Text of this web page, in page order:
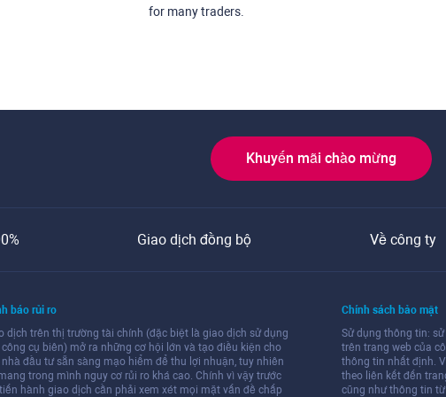
for many traders.
Khuyến mãi chào mừng
Giao dịch đồng bộ Về công ty
báo rủi ro
dịch trên thị trường tài chính (đặc biệt là giao dịch sử dụng
công cụ biên) mở ra những cơ hội lớn và tạo điều kiện cho
nhà đầu tư sẵn sàng mạo hiểm để thu lợi nhuận, tuy nhiên
trong mình nguy cơ rủi ro khá cao. Chính vì vậy trước
hành giao dịch cần phải xem xét mọi mặt vấn đề chấp
Chính sách bảo mật
Sử dụng thông tin:
trên trang web của
thông tin nhất định.
theo liên kết đến
cũng như thông tin